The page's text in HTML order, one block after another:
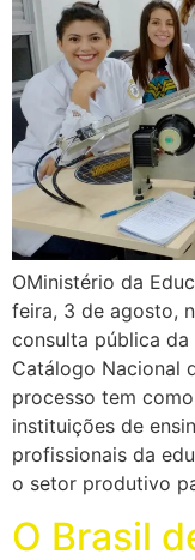
OMinistério da
feira, 3 de agosto,
consulta pública
Catálogo Nacional
processo tem
instituições de
profissionais da
o setor produtivo
O Brasil